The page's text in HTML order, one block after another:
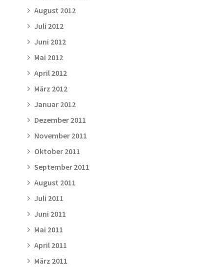
August 2012
Juli 2012
Juni 2012
Mai 2012
April 2012
März 2012
Januar 2012
Dezember 2011
November 2011
Oktober 2011
September 2011
August 2011
Juli 2011
Juni 2011
Mai 2011
April 2011
März 2011